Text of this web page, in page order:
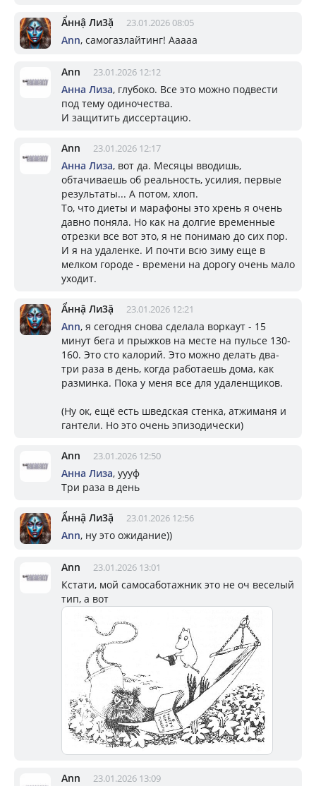
Ẩннậ Ли3ặ 23.01.2026 08:05
Ann, самогазлайтинг! Ааааа
Ann 23.01.2026 12:12
Aнна Лизa, глубоко. Все это можно подвести
под тему одиночества.
И защитить диссертацию.
Ann 23.01.2026 12:17
Aнна Лизa, вот да. Месяцы вводишь,
обтачиваешь об реальность, усилия, первые
результаты... А потом, хлоп.
То, что диеты и марафоны это хрень я очень
давно поняла. Но как на долгие временные
отрезки все вот это, я не понимаю до сих пор.
И я на удаленке. И почти всю зиму еще в
мелком городе - времени на дорогу очень мало
уходит.
Ẩннậ Ли3ặ 23.01.2026 12:21
Ann, я сегодня снова сделала воркаут - 15
минут бега и прыжков на месте на пульсе 130-
160. Это сто калорий. Это можно делать два-
три раза в день, когда работаешь дома, как
разминка. Пока у меня все для удаленщиков.
(Ну ок, ещё есть шведская стенка, атжиманя и
гантели. Но это очень эпизодически)
Ann 23.01.2026 12:50
Aнна Лизa, уууф
Три раза в день
Ẩннậ Ли3ặ 23.01.2026 12:56
Ann, ну это ожидание))
Ann 23.01.2026 13:01
Кстати, мой самосаботажник это не оч веселый
тип, а вот
Ann 23.01.2026 13:09